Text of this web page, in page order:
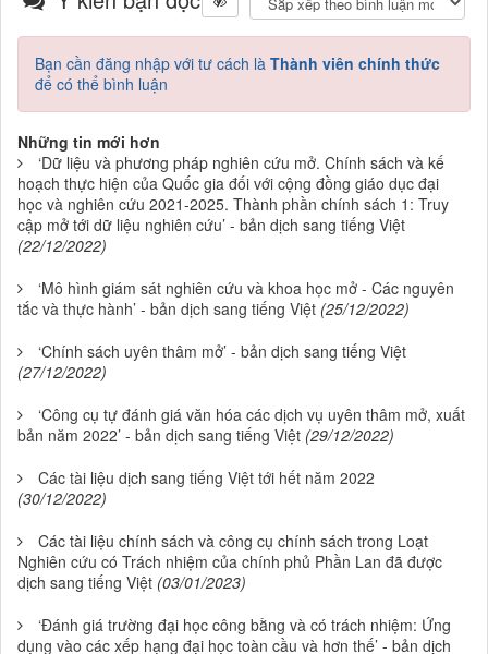
Bạn cần đăng nhập với tư cách là Thành viên chính thức
để có thể bình luận
Những tin mới hơn
‘Dữ liệu và phương pháp nghiên cứu mở. Chính sách và kế
hoạch thực hiện của Quốc gia đối với cộng đồng giáo dục đại
học và nghiên cứu 2021-2025. Thành phần chính sách 1: Truy
cập mở tới dữ liệu nghiên cứu’ - bản dịch sang tiếng Việt
(22/12/2022)
‘Mô hình giám sát nghiên cứu và khoa học mở - Các nguyên
tắc và thực hành’ - bản dịch sang tiếng Việt (25/12/2022)
‘Chính sách uyên thâm mở’ - bản dịch sang tiếng Việt
(27/12/2022)
‘Công cụ tự đánh giá văn hóa các dịch vụ uyên thâm mở, xuất
bản năm 2022’ - bản dịch sang tiếng Việt (29/12/2022)
Các tài liệu dịch sang tiếng Việt tới hết năm 2022
(30/12/2022)
Các tài liệu chính sách và công cụ chính sách trong Loạt
Nghiên cứu có Trách nhiệm của chính phủ Phần Lan đã được
dịch sang tiếng Việt (03/01/2023)
‘Đánh giá trường đại học công bằng và có trách nhiệm: Ứng
dụng vào các xếp hạng đại học toàn cầu và hơn thế’ - bản dịch